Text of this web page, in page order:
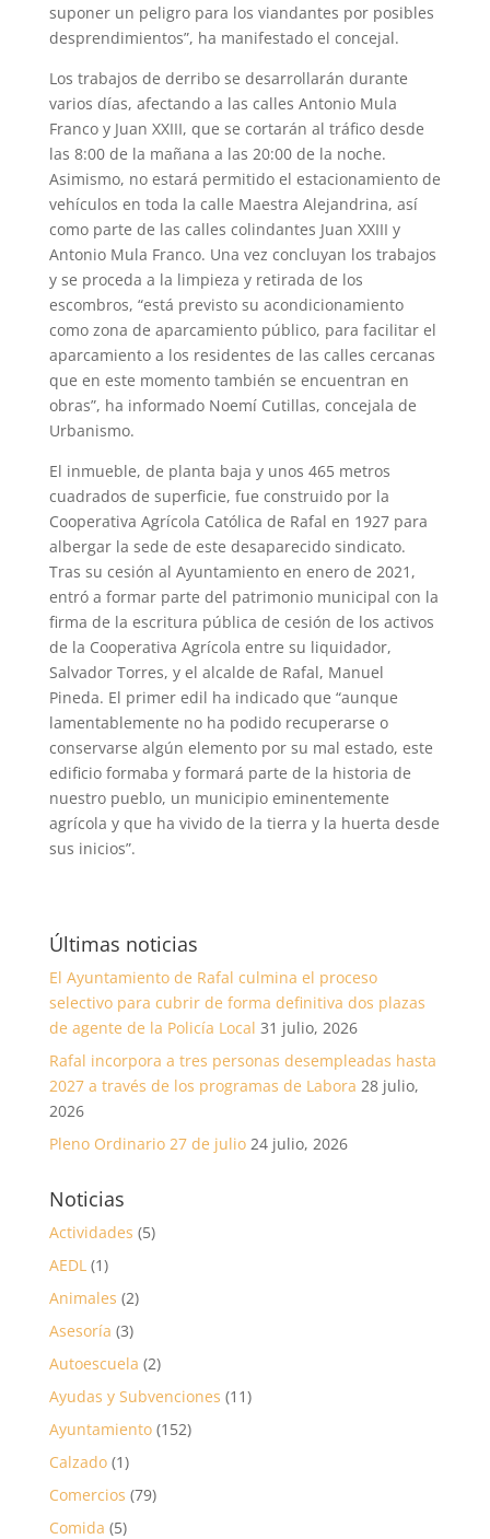
suponer un peligro para los viandantes por posibles
desprendimientos”, ha manifestado el concejal.
Los trabajos de derribo se desarrollarán durante
varios días, afectando a las calles Antonio Mula
Franco y Juan XXIII, que se cortarán al tráfico desde
las 8:00 de la mañana a las 20:00 de la noche.
Asimismo, no estará permitido el estacionamiento de
vehículos en toda la calle Maestra Alejandrina, así
como parte de las calles colindantes Juan XXIII y
Antonio Mula Franco. Una vez concluyan los trabajos
y se proceda a la limpieza y retirada de los
escombros, “está previsto su acondicionamiento
como zona de aparcamiento público, para facilitar el
aparcamiento a los residentes de las calles cercanas
que en este momento también se encuentran en
obras”, ha informado Noemí Cutillas, concejala de
Urbanismo.
El inmueble, de planta baja y unos 465 metros
cuadrados de superficie, fue construido por la
Cooperativa Agrícola Católica de Rafal en 1927 para
albergar la sede de este desaparecido sindicato.
Tras su cesión al Ayuntamiento en enero de 2021,
entró a formar parte del patrimonio municipal con la
firma de la escritura pública de cesión de los activos
de la Cooperativa Agrícola entre su liquidador,
Salvador Torres, y el alcalde de Rafal, Manuel
Pineda. El primer edil ha indicado que “aunque
lamentablemente no ha podido recuperarse o
conservarse algún elemento por su mal estado, este
edificio formaba y formará parte de la historia de
nuestro pueblo, un municipio eminentemente
agrícola y que ha vivido de la tierra y la huerta desde
sus inicios”.
Últimas noticias
El Ayuntamiento de Rafal culmina el proceso
selectivo para cubrir de forma definitiva dos plazas
de agente de la Policía Local 31 julio, 2026
Rafal incorpora a tres personas desempleadas hasta
2027 a través de los programas de Labora 28 julio,
2026
Pleno Ordinario 27 de julio 24 julio, 2026
Noticias
Actividades (5)
AEDL (1)
Animales (2)
Asesoría (3)
Autoescuela (2)
Ayudas y Subvenciones (11)
Ayuntamiento(152)
Calzado(1)
Comercios (79)
Comida (5)